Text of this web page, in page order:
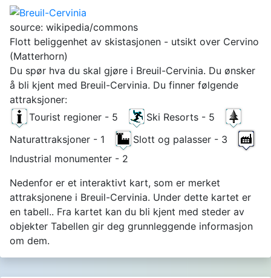
source: wikipedia/commons
Flott beliggenhet av skistasjonen - utsikt over Cervino
(Matterhorn)
Du spør hva du skal gjøre i Breuil-Cervinia. Du ønsker
å bli kjent med Breuil-Cervinia. Du finner følgende
attraksjoner:
Tourist regioner - 5
Ski Resorts - 5
Naturattraksjoner - 1
Slott og palasser - 3
Industrial monumenter - 2
Nedenfor er et interaktivt kart, som er merket
attraksjonene i Breuil-Cervinia. Under dette kartet er
en tabell.. Fra kartet kan du bli kjent med steder av
objekter Tabellen gir deg grunnleggende informasjon
om dem.